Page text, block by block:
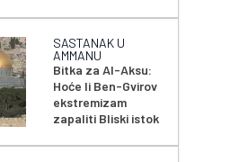
SASTANAK U
AMMANU
Bitka za Al-Aksu:
Hoće li Ben-Gvirov
ekstremizam
zapaliti Bliski istok